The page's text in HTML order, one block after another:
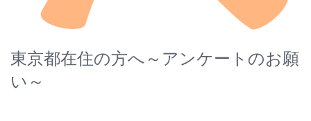
東京都在住の方へ～アンケートのお願
い～